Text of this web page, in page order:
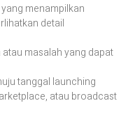
menampilkan
detail
masalah yang dapat
tanggal launching
atau broadcast